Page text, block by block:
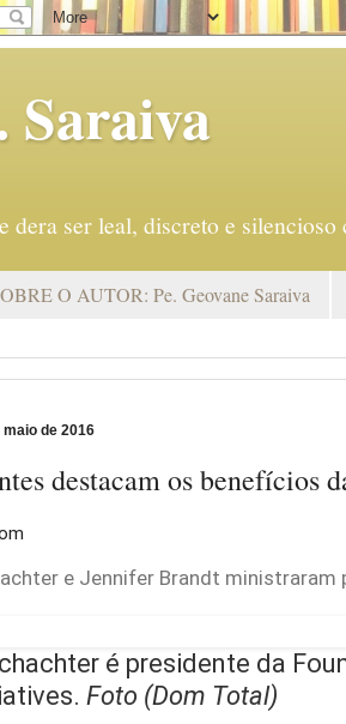
Saraiva
dera ser leal, discreto e
O AUTOR: Pe. Geovane Saraiva
de 2016
destacam os benefícios
e Jennifer Brandt ministraram
é presidente da
Foto (Dom Total)